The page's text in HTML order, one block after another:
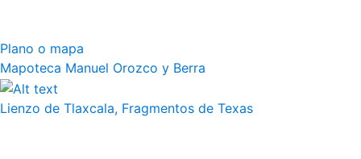
Plano o mapa
Mapoteca Manuel Orozco y Berra
Lienzo de Tlaxcala, Fragmentos de Texas